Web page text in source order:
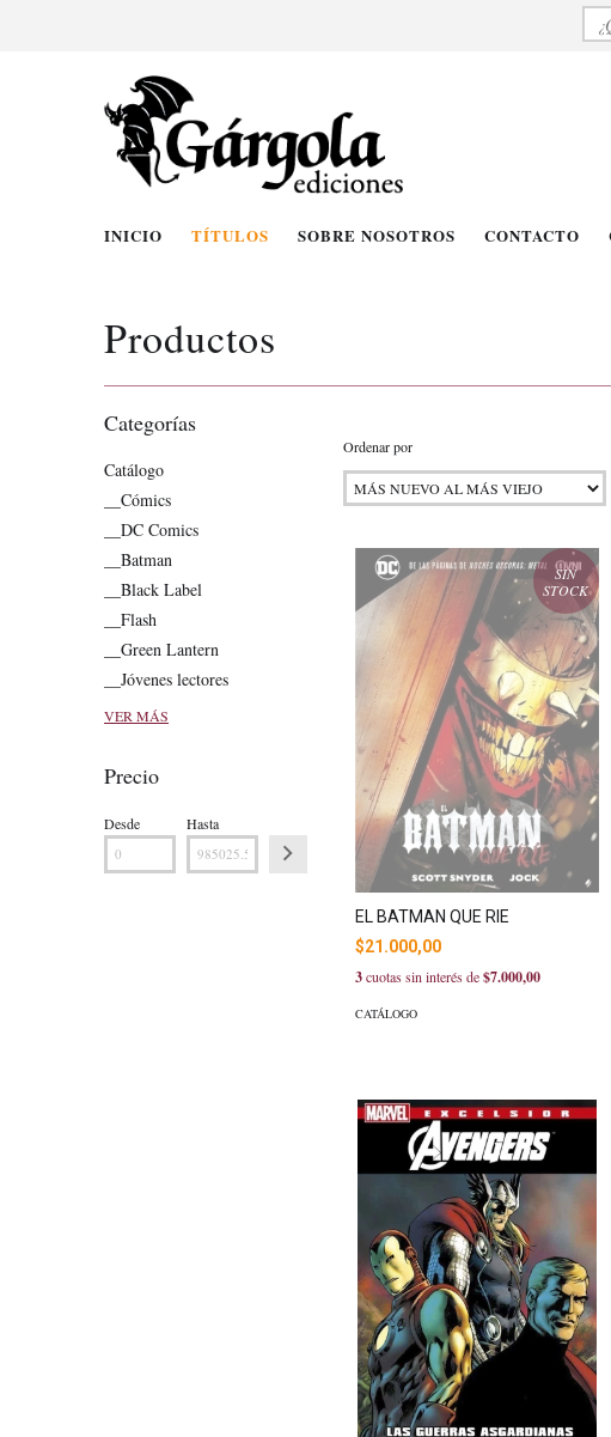
INICIO TÍTULOS SOBRE NOSOTROS CONTACTO
Productos
Categorías
Catálogo
__Cómics
__DC Comics
__Batman
__Black Label
__Flash
__Green Lantern
__Jóvenes lectores
VER MÁS
Precio
Desde Hasta
Ordenar por
SIN
STOCK
EL BATMAN QUE RIE
$21.000,00
3cuotas sin interés de$7.000,00
CATÁLOGO